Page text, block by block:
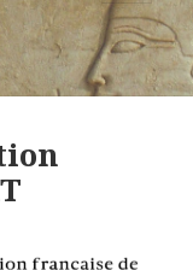
MENU
ET
WIDGETS